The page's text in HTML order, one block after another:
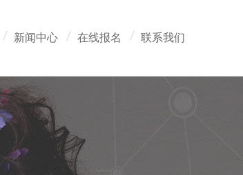
新闻中心 在线报名 联系我们